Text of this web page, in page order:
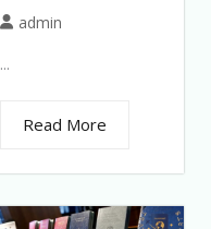
admin
...
Read More